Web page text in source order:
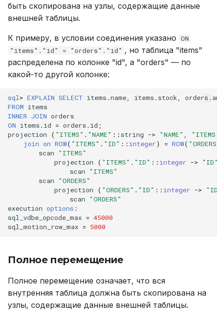
быть скопирована на узлы, содержащие данные
внешней таблицы.
К примеру, в условии соединения указано ON
"items"."id" = "orders"."id" , но таблица "items"
распределена по колонке "id", а "orders" — по
какой-то другой колонке:
sql> EXPLAIN SELECT items .name, items . stock, orders .
FROM items
INNER JOIN orders
ON items . id = orders . id ;
projection
( "ITEMS" . "NAME" :: string -> "NAME" ,
join on ROW( "ITEMS" . "ID" :: integer) = ROW(
scan
"ITEMS"
projection
( "ITEMS" . "ID" :: integer ->
scan
"ITEMS"
scan
"ORDERS"
projection
( "ORDERS" . "ID" :: integer ->
scan
"ORDERS"
execution options :
sql_vdbe_opcode_max = 45000
sql_motion_row_max = 5000
Полное перемещение
Полное перемещение означает, что вся
внутренняя таблица должна быть скопирована на
узлы, содержащие данные внешней таблицы.